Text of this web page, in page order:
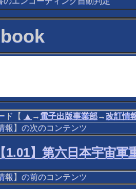
ド【 ▲ → 電子出版事業部→改訂情
報】の次のコンテンツ
【1.01】第六日本宇宙
報】の前のコンテンツ